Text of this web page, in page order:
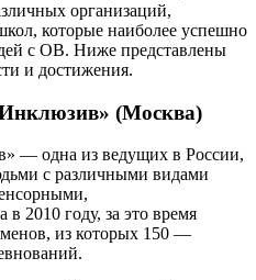
организаций,
которые наиболее успешно
с ОВ. Ниже представлены
и достижения.
(Москва)
— одна из ведущих в России,
с различными видами
2010 году, за это время
из которых 150 —